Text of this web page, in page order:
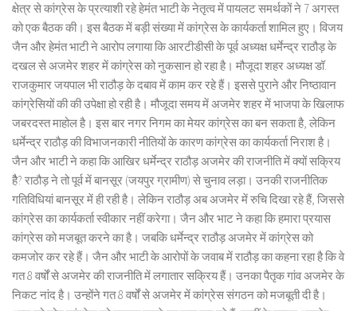
क्षेत्र से कांग्रेस के प्रत्याशी रहे हेमंत भाटी के नेतृत्व में पायलट समर्थकों ने 7 अगस्त
को एक बैठक की। इस बैठक में बड़ी संख्या में कांग्रेस के कार्यकर्ता शामिल हुए। विजय
जैन और हेमंत भाटी ने आरोप लगाया कि आरटीडीसी के पूर्व अध्यक्ष धर्मेन्द्र राठौड़ के
दखल से अजमेर शहर में कांग्रेस को नुकसान हो रहा है। मौजूदा शहर अध्यक्ष डॉ.
राजकुमार जयपाल भी राठौड़ के दबाव में काम कर रहे हैं। इससे पुराने और निष्ठावान
कांग्रेसियों की की उपेक्षा हो रही है। मौजूदा समय में अजमेर शहर में भाजपा के खिलाफ
जबरदस्त माहोल है। इस बार नगर निगम का मेयर कांग्रेस का बन सकता है, लेकिन
धर्मेन्द्र राठौड़ की विभाजनकारी नीतियों के कारण कांग्रेस का कार्यकर्ता निराश है।
जैन और भाटी ने कहा कि आखिर धर्मेन्द्र राठौड़ अजमेर की राजनीति में क्यों सक्रिय
हैै? राठौड़ ने तो पूर्व में बानसूर (जयपुर ग्रामीण) से चुनाव लड़ा। उनकी राजनीतिक
गतिविधियां बानसूर में ही रही है। लेकिन राठौड़ अब अजमेर में रुचि दिखा रहे हैं, जिससे
कांग्रेस का कार्यकर्ता स्वीकार नहीं करेगा। जैन और भाट ने कहा कि हमारा प्रयास
कांग्रेस को मजबूत करने का है। जबकि धर्मेन्द्र राठौड़ अजमेर में कांग्रेस को
कमजोर कर रहे हैं। जैन और भाटी के आरोपों के जवाब में राठौड़ का कहना रहा है कि वे
गत 8 वर्षों से अजमेर की राजनीति में लगातार सक्रिय हैं। उनका पैतृक गांव अजमेर के
निकट नांद है। उन्होंने गत 8 वर्षों से अजमेर में कांग्रेस संगठन को मजबूती दी है।